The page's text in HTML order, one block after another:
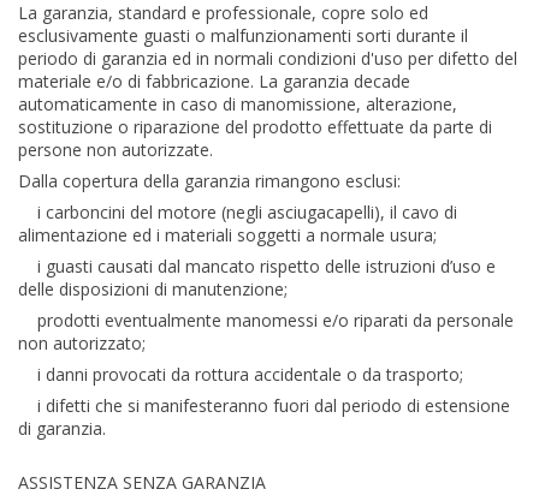
La garanzia, standard e professionale, copre solo ed
esclusivamente guasti o malfunzionamenti sorti durante il
periodo di garanzia ed in normali condizioni d'uso per difetto del
materiale e/o di fabbricazione. La garanzia decade
automaticamente in caso di manomissione, alterazione,
sostituzione o riparazione del prodotto effettuate da parte di
persone non autorizzate.
Dalla copertura della garanzia rimangono esclusi:
i carboncini del motore (negli asciugacapelli), il cavo di
alimentazione ed i materiali soggetti a normale usura;
i guasti causati dal mancato rispetto delle istruzioni d’uso e
delle disposizioni di manutenzione;
prodotti eventualmente manomessi e/o riparati da personale
non autorizzato;
i danni provocati da rottura accidentale o da trasporto;
i difetti che si manifesteranno fuori dal periodo di estensione
di garanzia.
ASSISTENZA SENZA GARANZIA